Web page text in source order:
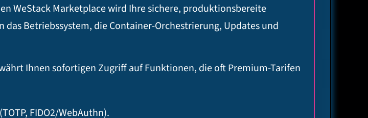
WeStack Marketplace wird Ihre sichere, produktionsbereite
Betriebssystem, die Container-Orchestrierung, Updates und
Ihnen sofortigen Zugriff auf Funktionen, die oft Premium-Tarifen
FIDO2/WebAuthn).